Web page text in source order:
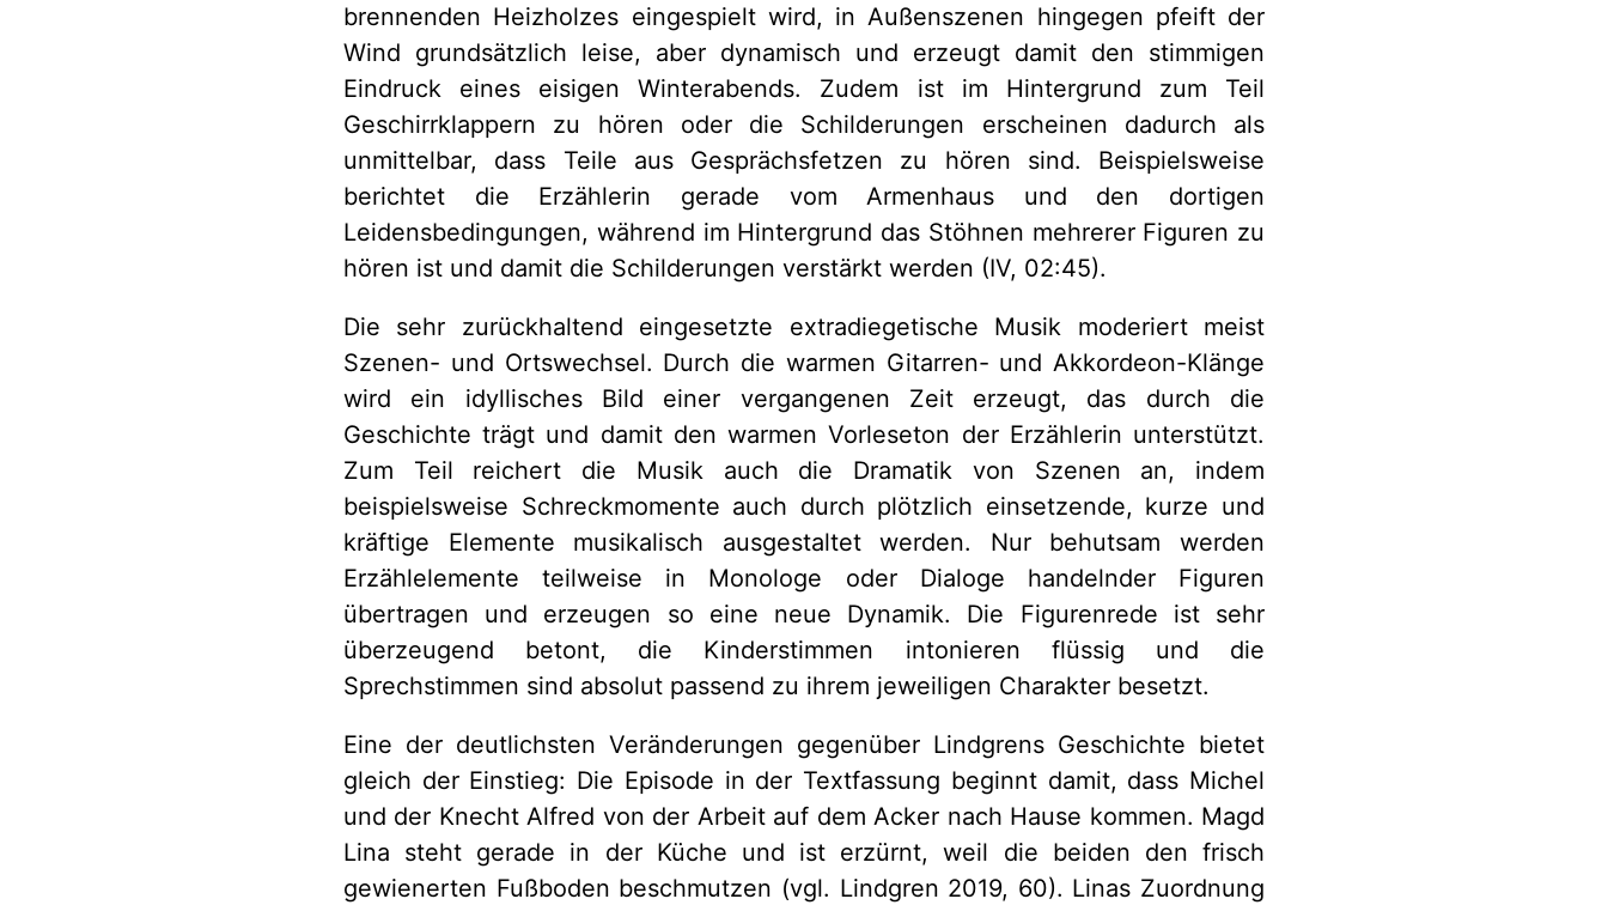
brennenden Heizholzes eingespielt wird, in Außenszenen hingegen pfeift der
Wind grundsätzlich leise, aber dynamisch und erzeugt damit den stimmigen
Eindruck eines eisigen Winterabends. Zudem ist im Hintergrund zum Teil
Geschirrklappern zu hören oder die Schilderungen erscheinen dadurch als
unmittelbar, dass Teile aus Gesprächsfetzen zu hören sind. Beispielsweise
berichtet die Erzählerin gerade vom Armenhaus und den dortigen
Leidensbedingungen, während im Hintergrund das Stöhnen mehrerer Figuren zu
hören ist und damit die Schilderungen verstärkt werden (IV, 02:45).
Die sehr zurückhaltend eingesetzte extradiegetische Musik moderiert meist
Szenen- und Ortswechsel. Durch die warmen Gitarren- und Akkordeon-Klänge
wird ein idyllisches Bild einer vergangenen Zeit erzeugt, das durch die
Geschichte trägt und damit den warmen Vorleseton der Erzählerin unterstützt.
Zum Teil reichert die Musik auch die Dramatik von Szenen an, indem
beispielsweise Schreckmomente auch durch plötzlich einsetzende, kurze und
kräftige Elemente musikalisch ausgestaltet werden. Nur behutsam werden
Erzählelemente teilweise in Monologe oder Dialoge handelnder Figuren
übertragen und erzeugen so eine neue Dynamik. Die Figurenrede ist sehr
überzeugend betont, die Kinderstimmen intonieren flüssig und die
Sprechstimmen sind absolut passend zu ihrem jeweiligen Charakter besetzt.
Eine der deutlichsten Veränderungen gegenüber Lindgrens Geschichte bietet
gleich der Einstieg: Die Episode in der Textfassung beginnt damit, dass Michel
und der Knecht Alfred von der Arbeit auf dem Acker nach Hause kommen. Magd
Lina steht gerade in der Küche und ist erzürnt, weil die beiden den frisch
gewienerten Fußboden beschmutzen (vgl. Lindgren 2019, 60). Linas Zuordnung